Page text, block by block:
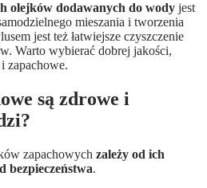
olejków dodawanych do wody jest
mieszania i tworzenia
jest też łatwiejsze czyszczenie
Warto wybierać dobrej jakości,
zapachowe.
są zdrowe i
zapachowych zależy od ich
bezpieczeństwa.